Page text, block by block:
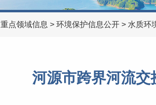
重点领域信息 > 环境保护信息公开 > 水质环
河源市跨界河流交